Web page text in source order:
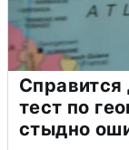
тест по
стыдно